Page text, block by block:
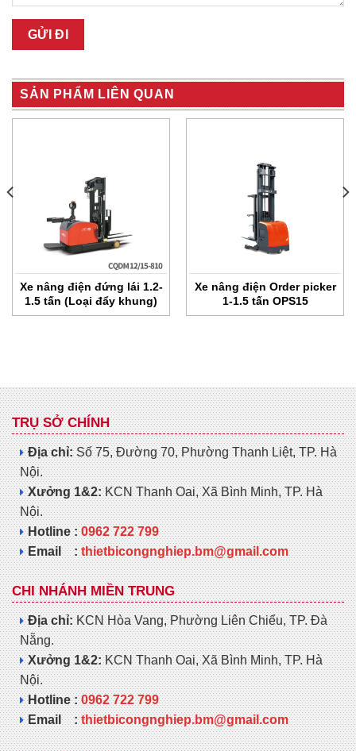
SẢN PHẨM LIÊN QUAN
Xe nâng điện đứng lái 1.2-
1.5 tấn (Loại đẩy khung)
Xe nâng điện Order picker
1-1.5 tấn OPS15
TRỤ SỞ CHÍNH
Địa chỉ:Số 75, Đường 70, Phường Thanh Liệt, TP. Hà
Nội.
Xưởng 1&2:KCN Thanh Oai, Xã Bình Minh, TP. Hà
Nội.
Hotline :0962 722 799
Email :thietbicongnghiep.bm@gmail.com
CHI NHÁNH MIỀN TRUNG
Địa chỉ:KCN Hòa Vang, Phường Liên Chiểu, TP. Đà
Nẵng.
Xưởng 1&2:KCN Thanh Oai, Xã Bình Minh, TP. Hà
Nội.
Hotline :0962 722 799
Email :thietbicongnghiep.bm@gmail.com